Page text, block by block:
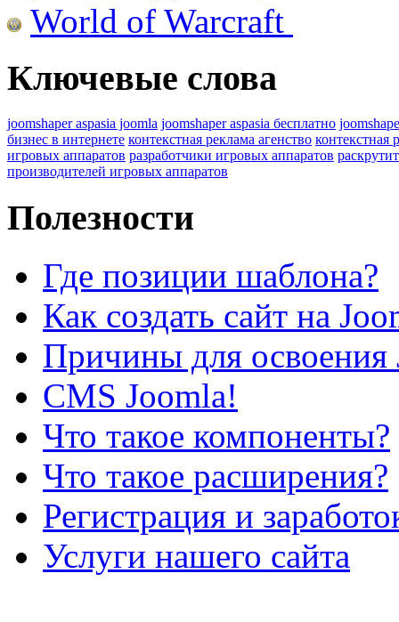
World of Warcraft
Ключевые слова
joomshaper aspasia joomla joomshaper aspasia бесплатно
бизнес в интернете контекстная реклама агенство контекстная
игровых аппаратов разработчики игровых аппаратов
производителей игровых аппаратов
Полезности
Где позиции шаблона?
Как создать сайт на
Причины для освоения
CMS Joomla!
Что такое компоненты?
Что такое расширения?
Регистрация и
Услуги нашего сайта